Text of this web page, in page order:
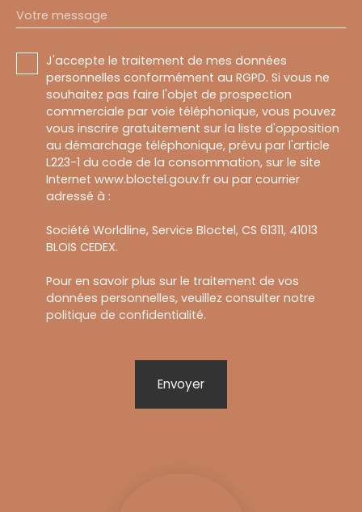
Votre message
J'accepte le traitement de mes données
personnelles conformément au RGPD. Si vous ne
souhaitez pas faire l'objet de prospection
commerciale par voie téléphonique, vous pouvez
vous inscrire gratuitement sur la liste d'opposition
au démarchage téléphonique, prévu par l'article
L223-1 du code de la consommation, sur le site
Internet www.bloctel.gouv.fr ou par courrier
adressé à :
Société Worldline, Service Bloctel, CS 61311, 41013
BLOIS CEDEX.
Pour en savoir plus sur le traitement de vos
données personnelles, veuillez consulter notre
politique de confidentialité.
Envoyer